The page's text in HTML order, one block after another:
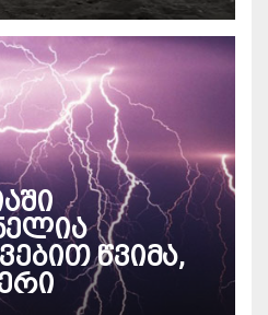
წვიმა,